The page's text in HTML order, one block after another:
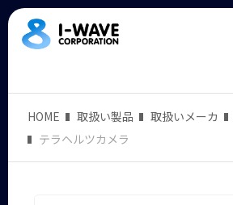
HOME 取扱い製品 取扱いメーカ
テラヘルツカメラ